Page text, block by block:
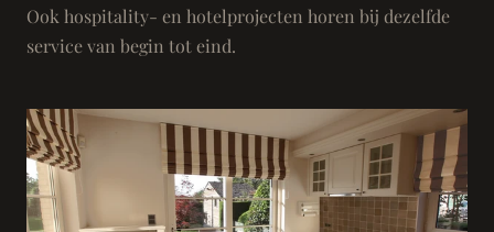
Ook hospitality- en hotelprojecten horen bij dezelfde
service van begin tot eind.